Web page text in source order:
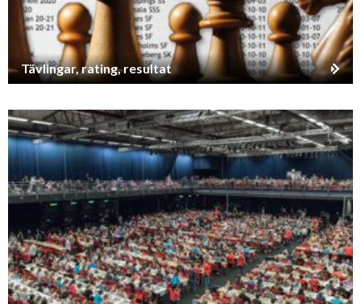
Tävlingar, rating, resultat